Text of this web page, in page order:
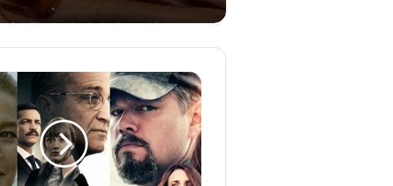
Güzellik Sırları: En İyi Kırışıklık Kremleri
Güzellik Önerisi: Sade ve Doğal
Günlük Makyaj Teknikleri
Güzellik Sırları: Şişkin Gözler İçin